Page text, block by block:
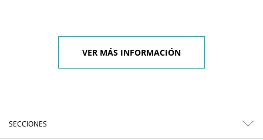
VER MÁS INFORMACIÓN
SECCIONES